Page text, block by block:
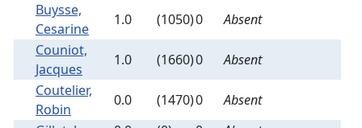
Buysse,
Cesarine
1.0 (1050)0
Absent
Couniot,
Jacques
1.0 (1660)0
Absent
Coutelier,
Robin
0.0 (1470)0
Absent